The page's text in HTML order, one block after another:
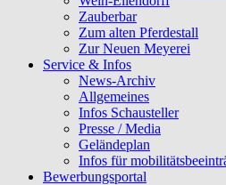
Zauberbar
Zum alten Pferdestall
Zur Neuen Meyerei
Service & Infos
News-Archiv
Allgemeines
Infos Schausteller
Presse / Media
Geländeplan
Infos für
Bewerbungsportal